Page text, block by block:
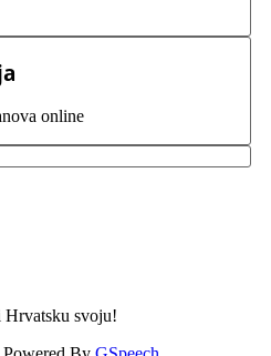
online
Hrvatsku svoju!